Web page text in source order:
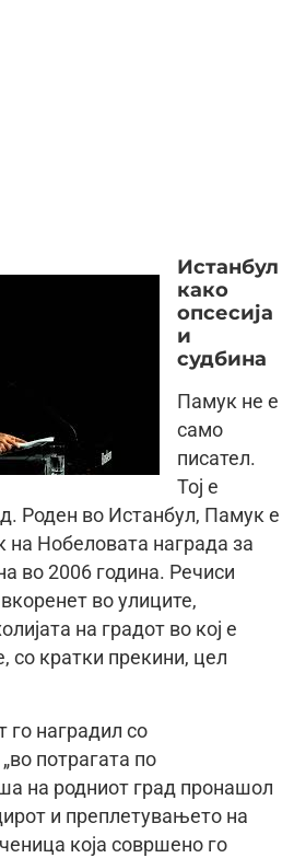
Истанбул
како
опсесија
и
судбина
Памук не е
само
писател.
Тој е
Роден во Истанбул, Памук е
на Нобеловата награда за
во 2006 година. Речиси
во улиците,
на градот во кој е
со кратки прекини, цел
го наградил со
потрагата по
на родниот град пронашол
и преплетувањето на
која совршено го